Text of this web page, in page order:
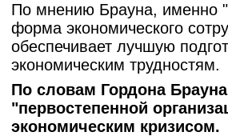
По мнению Брауна, именно
форма экономического
обеспечивает лучшую
экономическим трудностям.
По словам Гордона
"первостепенной
экономическим кризисом.